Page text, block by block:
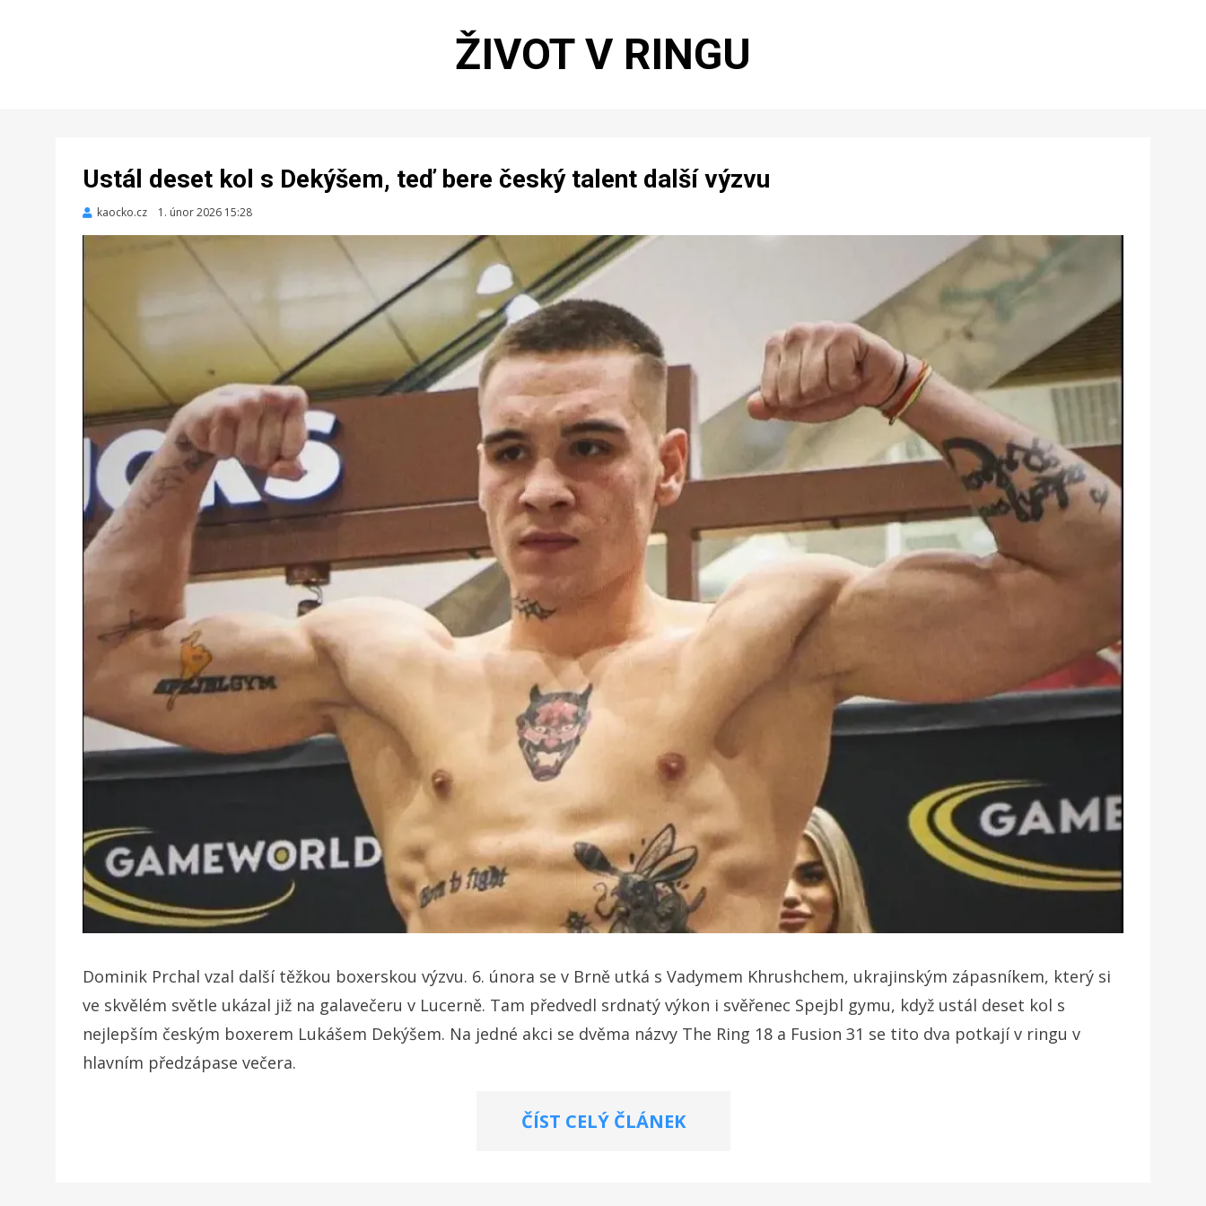
ŽIVOT V RINGU
Ustál deset kol s Dekýšem, teď bere český talent další výzvu
kaocko.cz
Zveřejněno
1. únor 2026 15:28
Dominik Prchal vzal další těžkou boxerskou výzvu. 6. února se v Brně utká s Vadymem Khrushchem, ukrajinským zápasníkem, který si
ve skvělém světle ukázal již na galavečeru v Lucerně. Tam předvedl srdnatý výkon i svěřenec Spejbl gymu, když ustál deset kol s
nejlepším českým boxerem Lukášem Dekýšem. Na jedné akci se dvěma názvy The Ring 18 a Fusion 31 se tito dva potkají v ringu v
hlavním předzápase večera.
ČÍST CELÝ ČLÁNEK